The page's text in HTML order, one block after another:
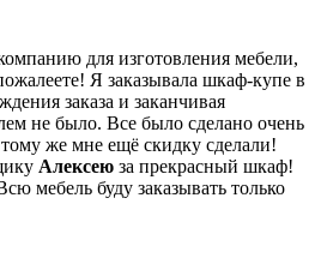
для изготовления мебели,
Я заказывала шкаф-купе в
заказа и заканчивая
не было. Все было сделано очень
же мне ещё скидку сделали!
Алексею за прекрасный шкаф!
мебель буду заказывать только